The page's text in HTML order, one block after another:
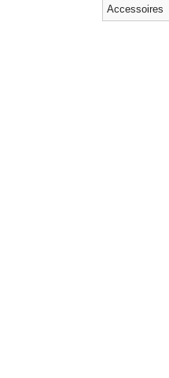
Accessoires